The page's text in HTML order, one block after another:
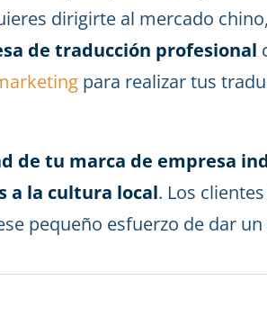
dirigirte al mercado
de traducción profesional
para realizar tus
de tu marca de empresa
a la cultura local. Los
pequeño esfuerzo de dar